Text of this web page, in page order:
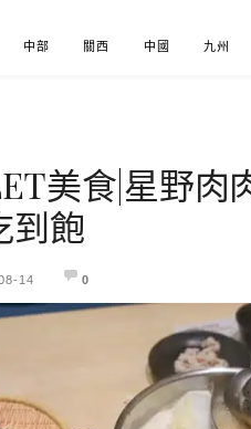
中部 關西 中國 九州
噗
美食|星野肉
到飽
14 0